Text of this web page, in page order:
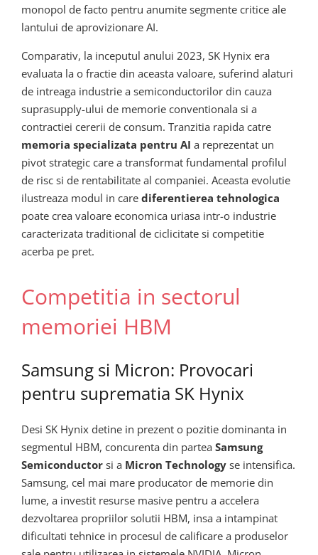
monopol de facto pentru anumite segmente critice ale
lantului de aprovizionare AI.
Comparativ, la inceputul anului 2023, SK Hynix era
evaluata la o fractie din aceasta valoare, suferind alaturi
de intreaga industrie a semiconductorilor din cauza
suprasupply-ului de memorie conventionala si a
contractiei cererii de consum. Tranzitia rapida catre
memoria specializata pentru AI a reprezentat un
pivot strategic care a transformat fundamental profilul
de risc si de rentabilitate al companiei. Aceasta evolutie
ilustreaza modul in care diferentierea tehnologica
poate crea valoare economica uriasa intr-o industrie
caracterizata traditional de ciclicitate si competitie
acerba pe pret.
Competitia in sectorul
memoriei HBM
Samsung si Micron: Provocari
pentru suprematia SK Hynix
Desi SK Hynix detine in prezent o pozitie dominanta in
segmentul HBM, concurenta din partea Samsung
Semiconductor si a Micron Technology se intensifica.
Samsung, cel mai mare producator de memorie din
lume, a investit resurse masive pentru a accelera
dezvoltarea propriilor solutii HBM, insa a intampinat
dificultati tehnice in procesul de calificare a produselor